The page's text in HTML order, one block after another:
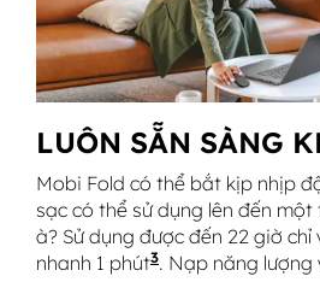
LUÔN SẴN SÀNG
Mobi Fold có thể bắt kịp nhịp
sạc có thể sử dụng lên đến
à? Sử dụng được đến 22 giờ
nhanh 1 phút3Thời lượng pin
. Nạp năng lượng